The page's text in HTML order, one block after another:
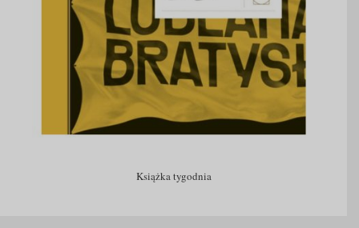
Książka tygodnia